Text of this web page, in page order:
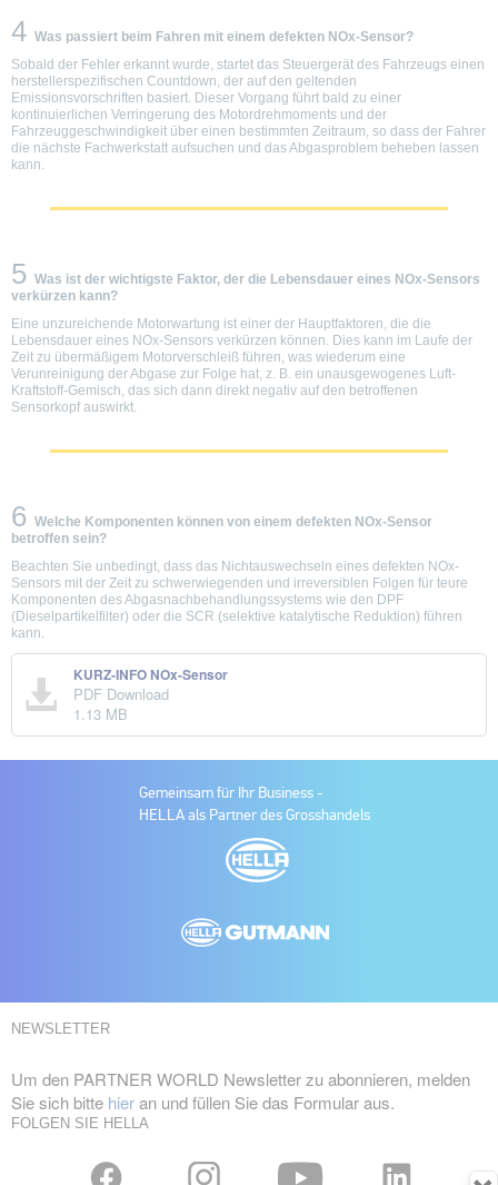
4 Was passiert beim Fahren mit einem defekten NOx-Sensor?
Sobald der Fehler erkannt wurde, startet das Steuergerät des Fahrzeugs einen
herstellerspezifischen Countdown, der auf den geltenden
Emissionsvorschriften basiert. Dieser Vorgang führt bald zu einer
kontinuierlichen Verringerung des Motordrehmoments und der
Fahrzeuggeschwindigkeit über einen bestimmten Zeitraum, so dass der Fahrer
die nächste Fachwerkstatt aufsuchen und das Abgasproblem beheben lassen
kann.
5 Was ist der wichtigste Faktor, der die Lebensdauer eines NOx-Sensors
verkürzen kann?
Eine unzureichende Motorwartung ist einer der Hauptfaktoren, die die
Lebensdauer eines NOx-Sensors verkürzen können. Dies kann im Laufe der
Zeit zu übermäßigem Motorverschleiß führen, was wiederum eine
Verunreinigung der Abgase zur Folge hat, z. B. ein unausgewogenes Luft-
Kraftstoff-Gemisch, das sich dann direkt negativ auf den betroffenen
Sensorkopf auswirkt.
6 Welche Komponenten können von einem defekten NOx-Sensor
betroffen sein?
Beachten Sie unbedingt, dass das Nichtauswechseln eines defekten NOx-
Sensors mit der Zeit zu schwerwiegenden und irreversiblen Folgen für teure
Komponenten des Abgasnachbehandlungssystems wie den DPF
(Dieselpartikelfilter) oder die SCR (selektive katalytische Reduktion) führen
kann.
KURZ-INFO NOx-Sensor
PDF Download
1.13 MB
Gemeinsam für Ihr Business -
HELLA als Partner des Grosshandels
NEWSLETTER
Um den PARTNER WORLD Newsletter zu abonnieren, melden
Sie sich bitte hieran und füllen Sie das Formular aus.
FOLGEN SIE HELLA